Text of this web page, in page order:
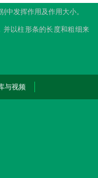
中发挥作用及作用大小。
以柱形条的长度和粗细来
与视频